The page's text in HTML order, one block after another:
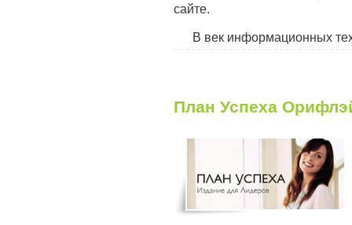
сайте.
В век информационных
План Успеха